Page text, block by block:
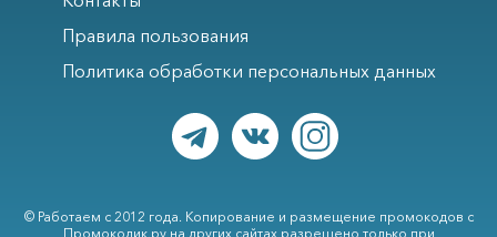
Правила пользования
Политика обработки персональных данных
© Работаем с 2012 года. Копирование и размещение промокодов с
Промокодик.ру на других сайтах разрешено только при